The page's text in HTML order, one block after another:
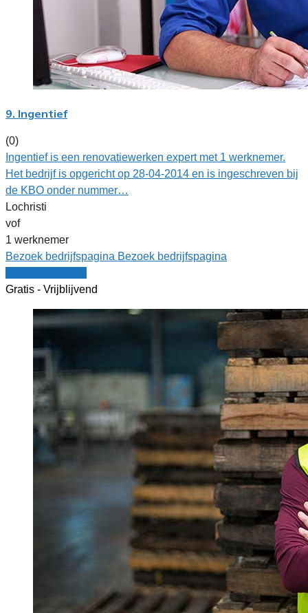
9. Ingentief
(0)
Ingentief is een renovatiewerken expert met 1 werknemer.
Het bedrijf is opgericht op 28-04-2014 en is ingeschreven bij
de KBO onder nummer…
Lochristi
vof
1 werknemer
Bezoek bedrijfspagina Bezoek bedrijfspagina
Gratis - Vrijblijvend